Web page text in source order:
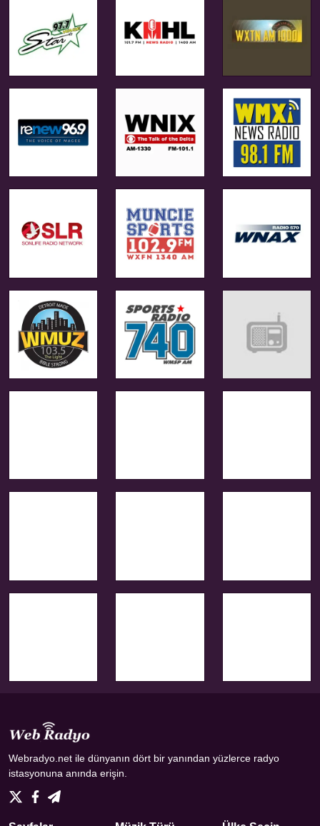
Webradyo.net ile dünyanın dört bir yanından yüzlerce radyo
istasyonuna anında erişin.